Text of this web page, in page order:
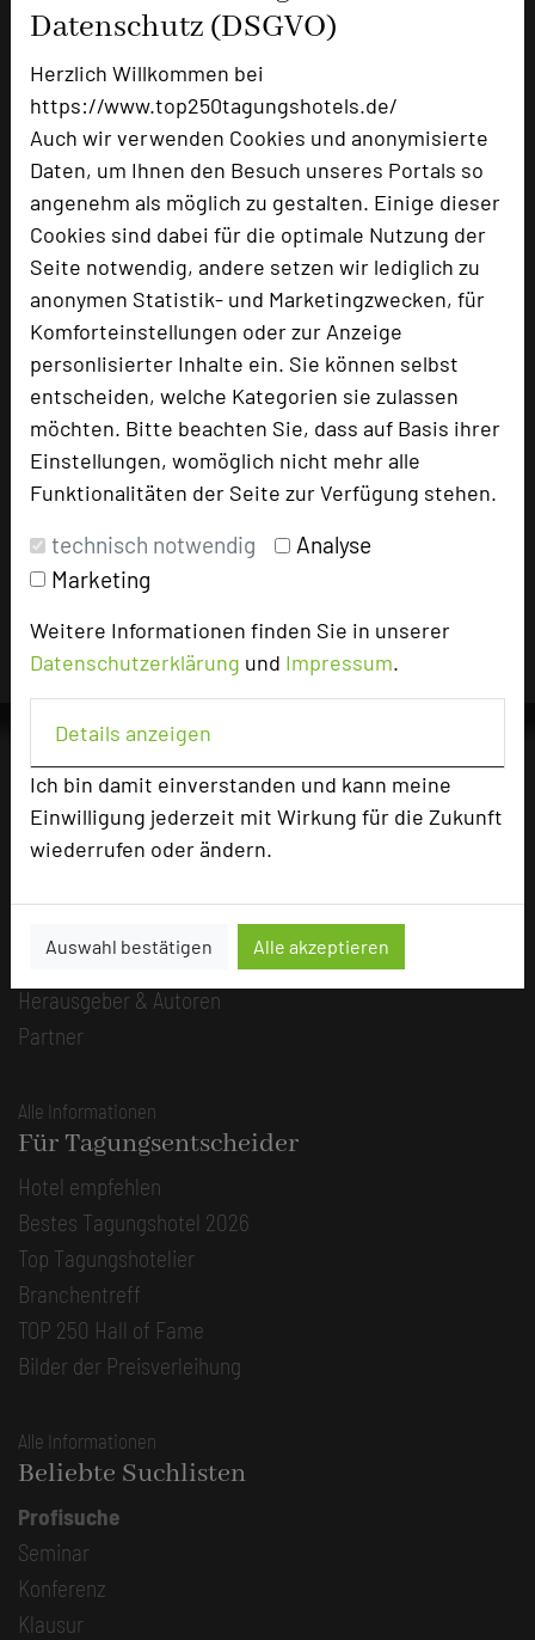
Datenschutz (DSGVO)
Herzlich Willkommen bei
https://www.top250tagungshotels.de/
Auch wir verwenden Cookies und anonymisierte
Daten, um Ihnen den Besuch unseres Portals so
angenehm als möglich zu gestalten. Einige dieser
Cookies sind dabei für die optimale Nutzung der
Seite notwendig, andere setzen wir lediglich zu
anonymen Statistik- und Marketingzwecken, für
Komforteinstellungen oder zur Anzeige
personlisierter Inhalte ein. Sie können selbst
entscheiden, welche Kategorien sie zulassen
möchten. Bitte beachten Sie, dass auf Basis ihrer
Einstellungen, womöglich nicht mehr alle
Funktionalitäten der Seite zur Verfügung stehen.
technisch notwendig
Analyse
Marketing
Weitere Informationen finden Sie in unserer
Datenschutzerklärung und Impressum.
Details anzeigen
Ich bin damit einverstanden und kann meine
Einwilligung jederzeit mit Wirkung für die Zukunft
wiederrufen oder ändern.
Auswahl bestätigen Alle akzeptieren
Zimmer
Einzelzimmer
Besonders geeignet für
Seminar, Konferenz, Klausur, Event
1707 Seiten dieses Hotels wurden in den
vergangenen 30 Tagen auf diesem Portal aufgerufen.
Impressum zum Hotel
Für die Verwendung der Bilder haben die jeweiligen Hotels die
Nutzungsrechte für dieses Portal eingeräumt und sind dafür
verantwortlich.
Die Idee
Über uns
Herausgeber & Autoren
Partner
Alle Informationen
Für Tagungsentscheider
Hotel empfehlen
Bestes Tagungshotel 2026
Top Tagungshotelier
Branchentreff
TOP 250 Hall of Fame
Bilder der Preisverleihung
Alle Informationen
Beliebte Suchlisten
Profisuche
Seminar
Konferenz
Klausur